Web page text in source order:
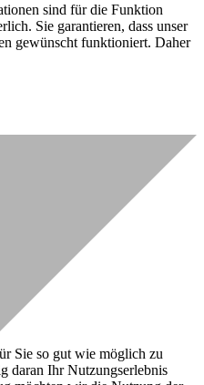
sind für die Funktion
Sie garantieren, dass unser
gewünscht funktioniert. Daher
Sie so gut wie möglich zu
daran Ihr Nutzungserlebnis